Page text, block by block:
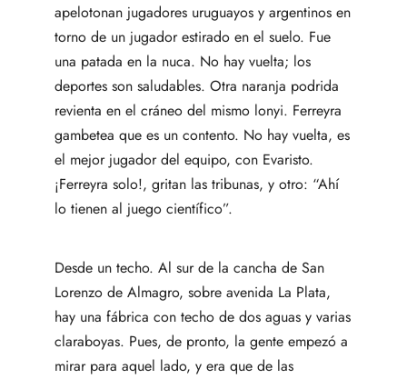
apelotonan jugadores uruguayos y argentinos en
torno de un jugador estirado en el suelo. Fue
una patada en la nuca. No hay vuelta; los
deportes son saludables. Otra naranja podrida
revienta en el cráneo del mismo lonyi. Ferreyra
gambetea que es un contento. No hay vuelta, es
el mejor jugador del equipo, con Evaristo.
¡Ferreyra solo!, gritan las tribunas, y otro: “Ahí
lo tienen al juego científico”.
Desde un techo. Al sur de la cancha de San
Lorenzo de Almagro, sobre avenida La Plata,
hay una fábrica con techo de dos aguas y varias
claraboyas. Pues, de pronto, la gente empezó a
mirar para aquel lado, y era que de las